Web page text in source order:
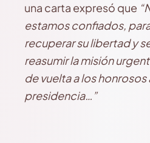
una carta expresó que
estamos confiados,
recuperar su libertad y
reasumir la misión
de vuelta a los honrosos
presidencia…”